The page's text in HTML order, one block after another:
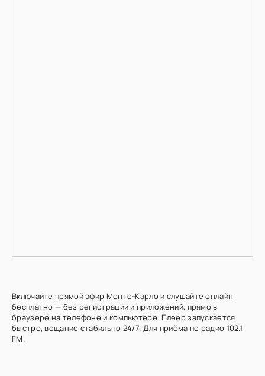
Включайте прямой эфир Монте-Карло и слушайте онлайн
бесплатно — без регистрации и приложений, прямо в
браузере на телефоне и компьютере. Плеер запускается
быстро, вещание стабильно 24/7. Для приёма по радио 102.1
FM.